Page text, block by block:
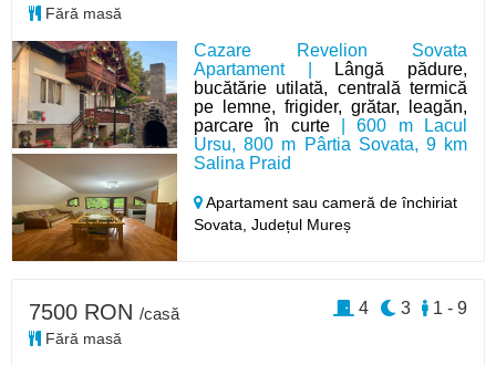
Cazare Revelion Sovata
Apartament |
Lângă pădure,
bucătărie utilată, centrală termică
pe lemne, frigider, grătar, leagăn,
parcare în curte| 600 m Lacul
Ursu, 800 m Pârtia Sovata, 9 km
Salina Praid
Apartament sau cameră de închiriat
Sovata,Județul Mureș
Fără masă
7500 RON /casă
Fără masă
1 - 9
3
4